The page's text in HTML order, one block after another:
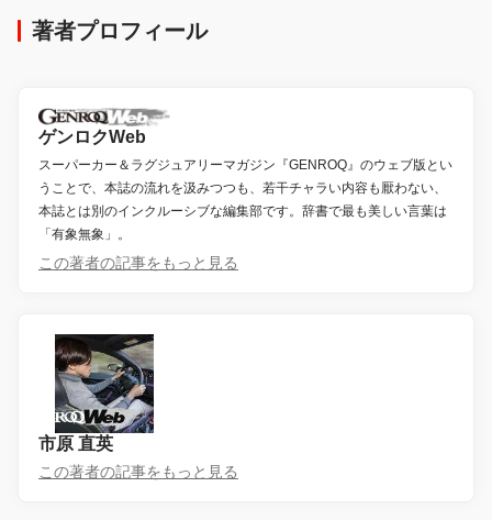
著者プロフィール
ゲンロクWeb
スーパーカー＆ラグジュアリーマガジン『GENROQ』のウェブ版とい
うことで、本誌の流れを汲みつつも、若干チャラい内容も厭わない、
本誌とは別のインクルーシブな編集部です。辞書で最も美しい言葉は
「有象無象」。
この著者の記事をもっと見る
市原 直英
この著者の記事をもっと見る